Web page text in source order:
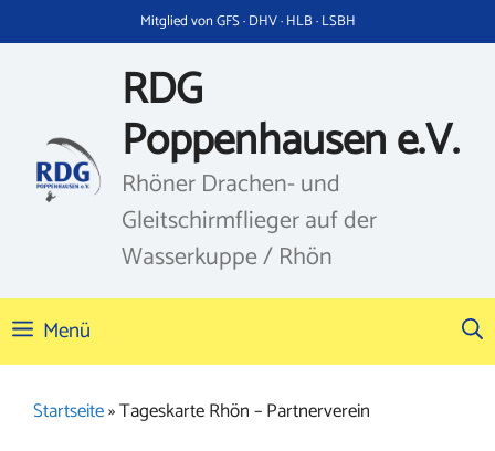
Inhalt
Mitglied von GFS · DHV · HLB · LSBH
RDG
Poppenhausen e.V.
Rhöner Drachen- und
Gleitschirmflieger auf der
Wasserkuppe / Rhön
Menü
Startseite»Tageskarte Rhön – Partnerverein